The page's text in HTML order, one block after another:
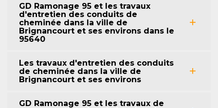
GD Ramonage 95 et les travaux
d'entretien des conduits de
cheminée dans la ville de
Brignancourt et ses environs dans le
95640
Les travaux d'entretien des conduits
de cheminée dans la ville de
Brignancourt et ses environs
GD Ramonage 95 et les travaux de